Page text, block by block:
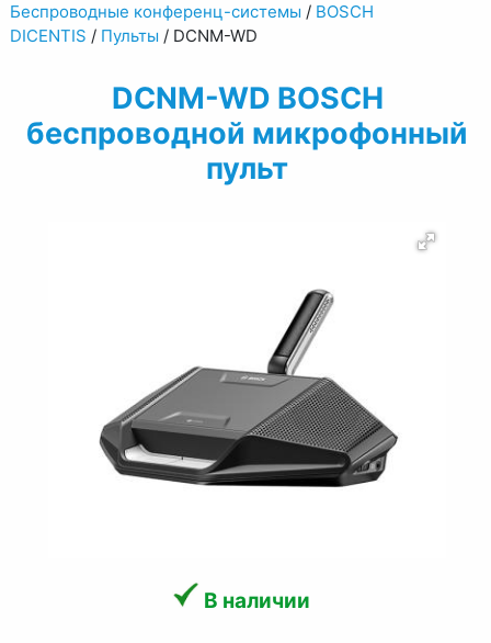
Беспроводные конференц-системы / BOSCH
DICENTIS / Пульты / DCNM-WD
DCNM-WD BOSCH
беспроводной микрофонный
пульт
В наличии